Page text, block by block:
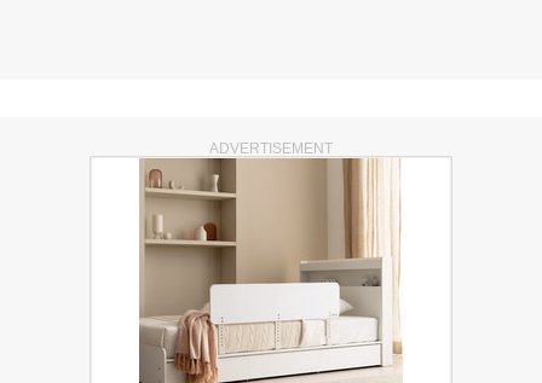
ADVERTISEMENT